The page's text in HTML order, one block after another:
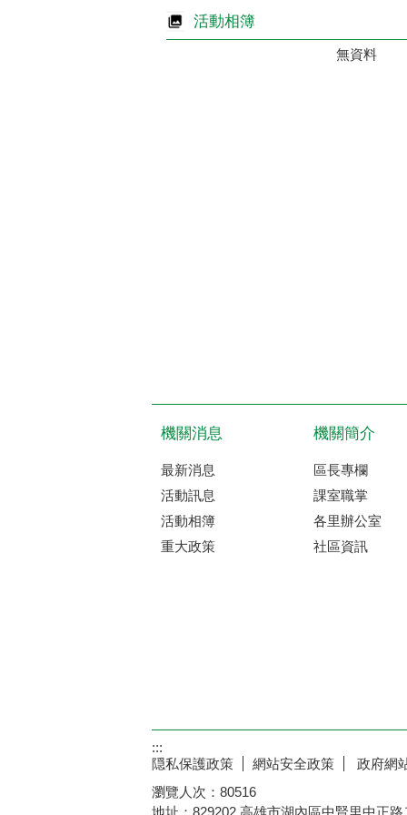
活動相簿
無資料
機關消息
最新消息
活動訊息
活動相簿
重大政策
機關簡介
區長專欄
課室職掌
各里辦公室
社區資訊
:::
隠私保護政策
網站安全政策
政府網
瀏覽人次： 80516
地址：829202 高雄市湖內區中賢里中正路